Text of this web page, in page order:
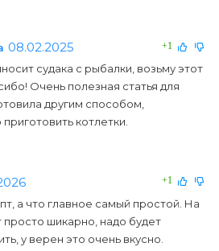
+1
08.02.2025
судака с рыбалки, возьму этот
Очень полезная статья для
другим способом,
котлетки.
+1
а что главное самый простой. На
просто шикарно, надо будет
у верен это очень вкусно.